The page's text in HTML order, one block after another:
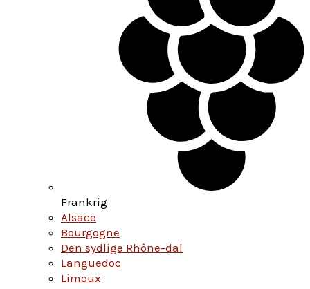
Frankrig
Alsace
Bourgogne
Den sydlige Rhône-dal
Languedoc
Limoux